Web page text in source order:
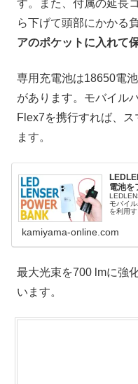
す。また、付属の延長
ら下げて頭部にかかる
アのポケットに入れて
専用充電池は18650電
があります。モバイル
Flex7を携行すれば、
ます。
電池を
モバイ
を利用
kamiyama-online.com
最大光束を700 lmに強
います。